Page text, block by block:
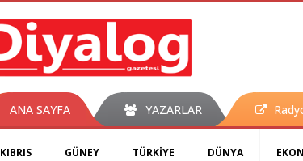
ANA SAYFA YAZARLAR
KIBRIS GÜNEY TÜRKİYE DÜNYA